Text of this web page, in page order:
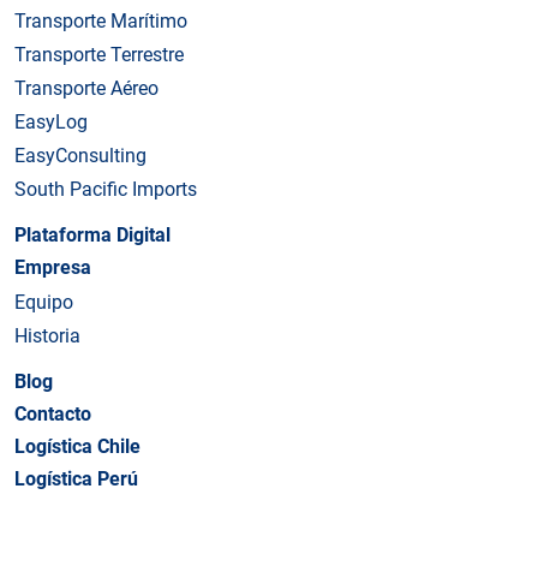
Transporte Marítimo
Transporte Terrestre
Transporte Aéreo
EasyLog
EasyConsulting
South Pacific Imports
Plataforma Digital
Empresa
Equipo
Historia
Blog
Contacto
Logística Chile
Logística Perú